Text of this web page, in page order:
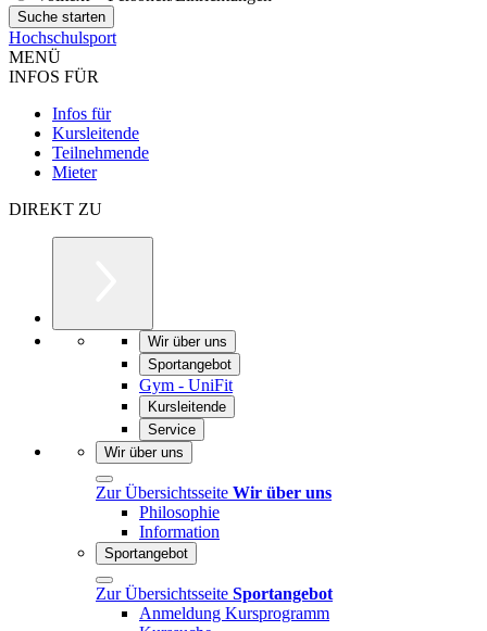
Hochschulsport
MENÜ
INFOS FÜR
Infos für
Kursleitende
Teilnehmende
Mieter
DIREKT ZU
Wir über uns
Sportangebot
Gym - UniFit
Kursleitende
Service
Wir über uns
Zur Übersichtsseite Wir über uns
Philosophie
Information
Sportangebot
Zur Übersichtsseite Sportangebot
Anmeldung Kursprogramm